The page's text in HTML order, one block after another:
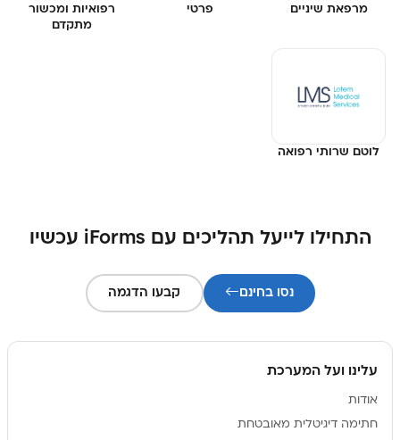
מרפאת שיניים
פרטי
רפואיות ומכשור
מתקדם
לוטם שרותי רפואה
התחילו לייעל תהליכים עם iForms עכשיו
נסו בחינם קבעו הדגמה
עלינו ועל המערכת
אודות
חתימה דיגיטלית מאובטחת